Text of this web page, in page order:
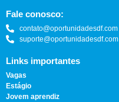
Fale conosco:
contato@oportunidadesdf.com
suporte@oportunidadesdf.com
Links importantes
Vagas
Estágio
Jovem aprendiz